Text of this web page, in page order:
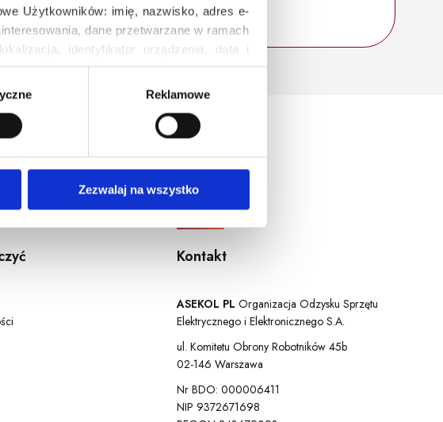
Użytkowników: imię, nazwisko, adres e-
dane przetwarzane w ramach
identyfikator urządzenia, data i
wiek, typ i wersja systemu operacyjnego.
Reklamowe
Zezwalaj na wszystko
Kontakt
ASEKOL PL Organizacja Odzysku Sprzętu
Elektrycznego i Elektronicznego S.A.
ul. Komitetu Obrony Robotników 45b
02-146 Warszawa
Nr BDO: 000006411
NIP 9372671698